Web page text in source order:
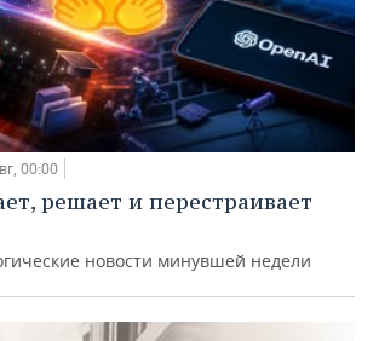
00:00
решает и перестраивает
новости минувшей недели